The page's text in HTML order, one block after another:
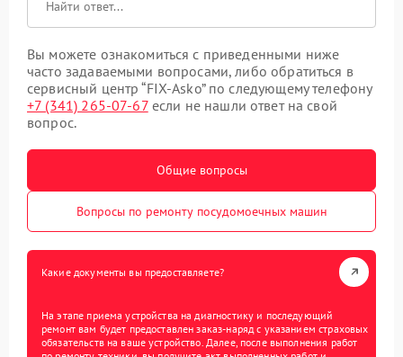
Вы можете ознакомиться с приведенными ниже
часто задаваемыми вопросами, либо обратиться в
сервисный центр “FIX-Asko” по следующему телефону
+7 (341) 265-07-67если не нашли ответ на свой
вопрос.
Общие вопросы
Вопросы по ремонту посудомоечных машин
Какие документы вы предоставляете?
На этапе приема устройства на диагностику и последующий
ремонт вам будет предоставлен заказ-наряд с указанием страховых
обязательств на ваше устройство. Далее, после выполнения работ